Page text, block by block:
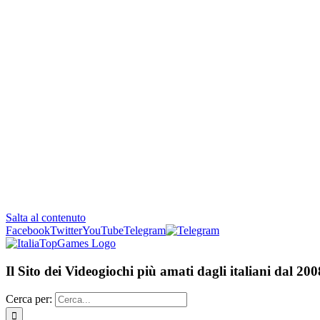
Salta al contenuto
FacebookTwitterYouTubeTelegram
Il Sito dei Videogiochi più amati dagli italiani dal
Cerca per: